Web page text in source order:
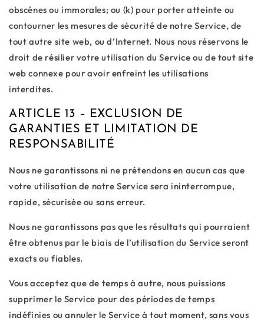
obscènes ou immorales; ou (k) pour porter atteinte ou
contourner les mesures de sécurité de notre Service, de
tout autre site web, ou d’Internet. Nous nous réservons le
droit de résilier votre utilisation du Service ou de tout site
web connexe pour avoir enfreint les utilisations
interdites.
ARTICLE 13 – EXCLUSION DE
GARANTIES ET LIMITATION DE
RESPONSABILITÉ
Nous ne garantissons ni ne prétendons en aucun cas que
votre utilisation de notre Service sera ininterrompue,
rapide, sécurisée ou sans erreur.
Nous ne garantissons pas que les résultats qui pourraient
être obtenus par le biais de l’utilisation du Service seront
exacts ou fiables.
Vous acceptez que de temps à autre, nous puissions
supprimer le Service pour des périodes de temps
indéfinies ou annuler le Service à tout moment, sans vous